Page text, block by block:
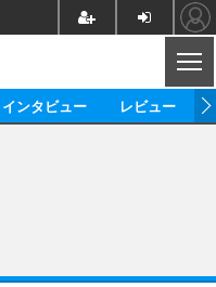
インタビュー レビュー